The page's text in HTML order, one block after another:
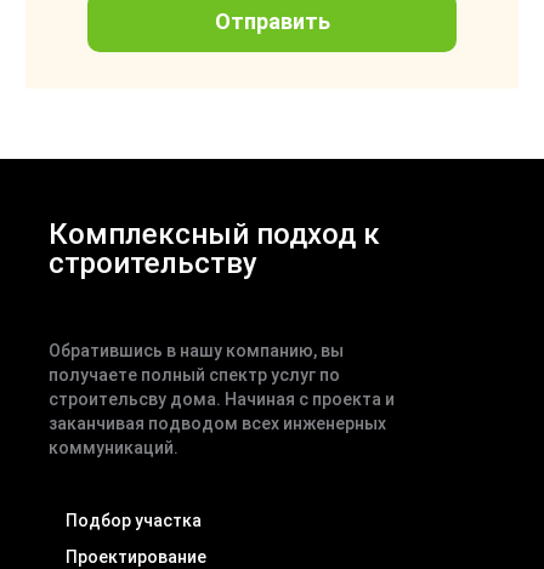
Комплексный подход к
строительству
Обратившись в нашу компанию, вы
получаете полный спектр услуг по
строительсву дома. Начиная с проекта и
заканчивая подводом всех инженерных
коммуникаций.
Подбор участка
Проектирование